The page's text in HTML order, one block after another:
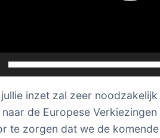
inzet zal zeer
naar de Europese
te zorgen dat we de